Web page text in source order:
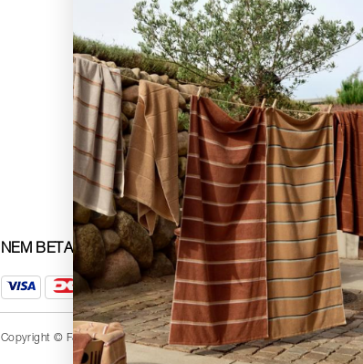
Nyhedsbrev
Black Friday
NEM BETALING
Copyright © F&H Group A/S · CVR: 10325838